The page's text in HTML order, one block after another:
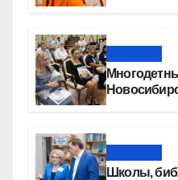
Школы,